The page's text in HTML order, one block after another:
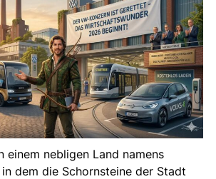
einem nebligen Land namens
dem die Schornsteine der Stadt